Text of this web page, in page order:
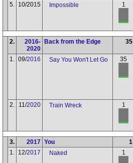
5. 10/2015 Impossible 1
2. 2016-
2020
Back from the Edge 35
1. 09/2016 Say You Won't Let Go 35
2. 11/2020 Train Wreck 1
3. 2017 You
1
1. 12/2017 Naked 1